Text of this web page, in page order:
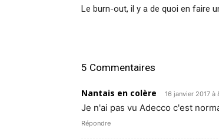
Le burn-out, il y a de quoi en faire
5 Commentaires
Nantais en colère 16 janvier 2017 à
Je n'ai pas vu Adecco c'est
Répondre